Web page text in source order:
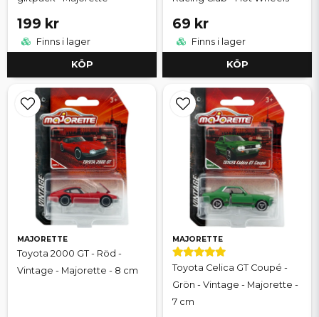
199 kr
Finns i lager
KÖP
69 kr
Finns i lager
KÖP
MAJORETTE
Toyota 2000 GT - Röd -
Vintage - Majorette - 8 cm
MAJORETTE
Toyota Celica GT Coupé -
Grön - Vintage - Majorette -
7 cm